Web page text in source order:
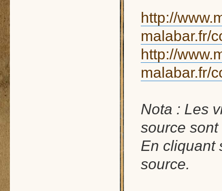
http://
malabar.fr/
http://
malabar.fr/
Nota : Les
source
En cliquant
source.